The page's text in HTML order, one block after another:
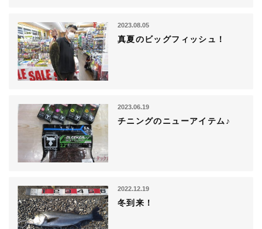
2023.08.05
真夏のビッグフィッシュ！
2023.06.19
チニングのニューアイテム♪
2022.12.19
冬到来！